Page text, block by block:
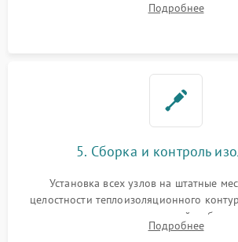
выгоревших реле, восстановление
Подробнее
5. Сборка и контроль
Установка всех узлов на штатные
целостности теплоизоляционного
исключить перегрев кухонной мебели
Надежная фиксация клемм и сборка
Подробнее